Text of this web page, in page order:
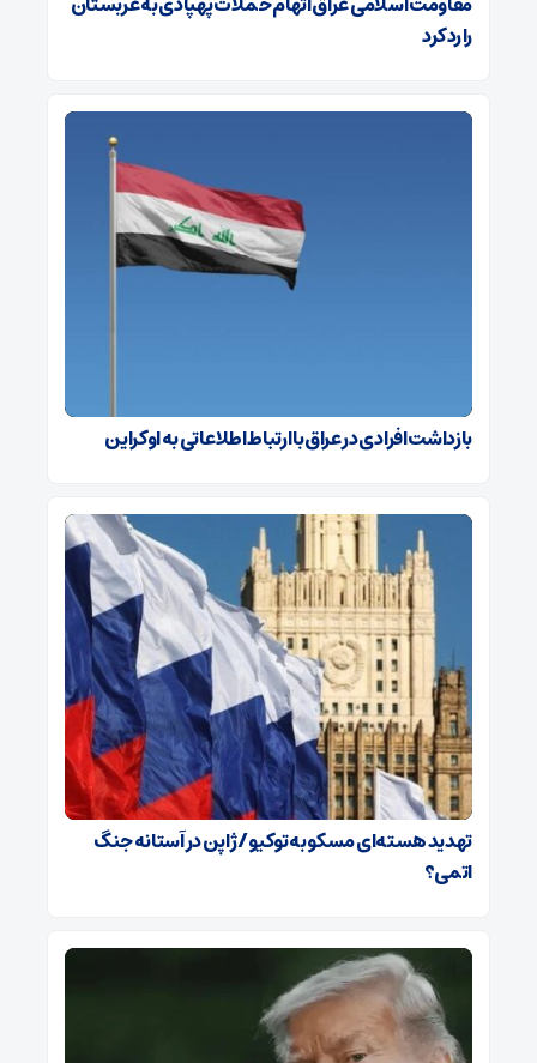
را رد کرد
بازداشت افرادی در عراق با ارتباط اطلاعاتی به اوکراین
تهدید هسته‌ای مسکو به توکیو / ژاپن در آستانه جنگ
اتمی؟